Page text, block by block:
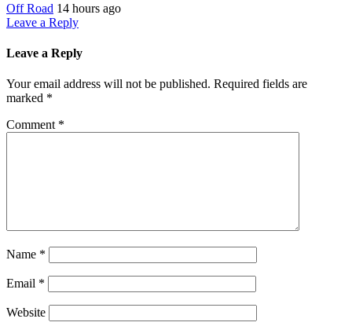
Off Road 14 hours ago
Leave a Reply
Leave a Reply
Your email address will not be published. Required fields are
marked *
Comment *
Name *
Email *
Website